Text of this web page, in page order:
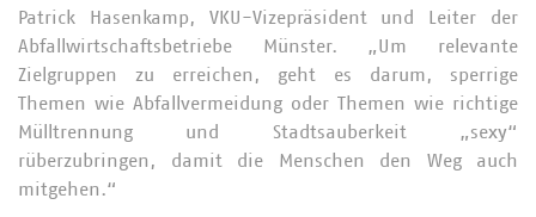
Patrick Hasenkamp, VKU-Vizepräsident und Leiter der
Abfallwirtschaftsbetriebe Münster. „Um relevante
Zielgruppen zu erreichen, geht es darum, sperrige
Themen wie Abfallvermeidung oder Themen wie richtige
Mülltrennung und Stadtsauberkeit „sexy“
rüberzubringen, damit die Menschen den Weg auch
mitgehen.“